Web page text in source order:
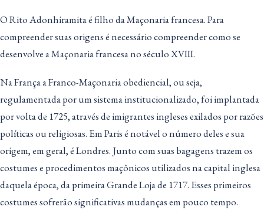
O Rito Adonhiramita é filho da Maçonaria francesa. Para
compreender suas origens é necessário compreender como se
desenvolve a Maçonaria francesa no século XVIII.
Na França a Franco-Maçonaria obediencial, ou seja,
regulamentada por um sistema institucionalizado, foi implantada
por volta de 1725, através de imigrantes ingleses exilados por razões
políticas ou religiosas. Em Paris é notável o número deles e sua
origem, em geral, é Londres. Junto com suas bagagens trazem os
costumes e procedimentos maçônicos utilizados na capital inglesa
daquela época, da primeira Grande Loja de 1717. Esses primeiros
costumes sofrerão significativas mudanças em pouco tempo.